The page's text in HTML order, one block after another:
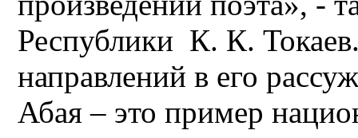
Республики К. К.
направлений в его
Абая – это пример